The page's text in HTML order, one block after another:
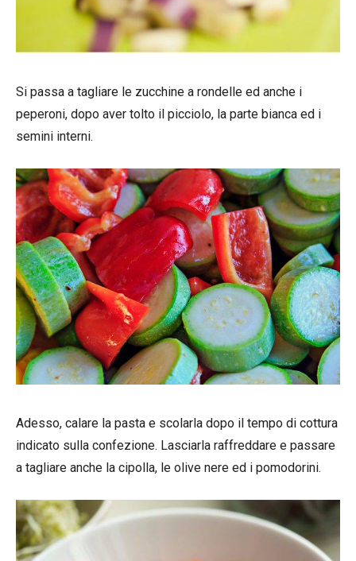
Si passa a tagliare le zucchine a rondelle ed anche i
peperoni, dopo aver tolto il picciolo, la parte bianca ed i
semini interni.
Adesso, calare la pasta e scolarla dopo il tempo di cottura
indicato sulla confezione. Lasciarla raffreddare e passare
a tagliare anche la cipolla, le olive nere ed i pomodorini.